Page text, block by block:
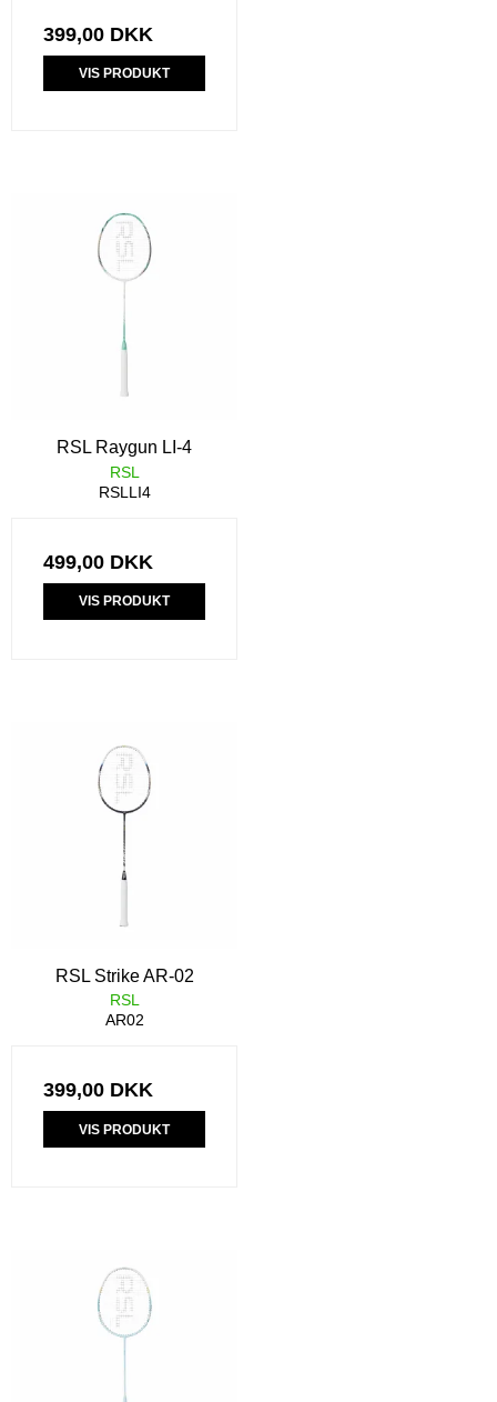
399,00 DKK
VIS PRODUKT
RSL Raygun LI-4
RSL
RSLLI4
499,00 DKK
VIS PRODUKT
RSL Strike AR-02
RSL
AR02
399,00 DKK
VIS PRODUKT